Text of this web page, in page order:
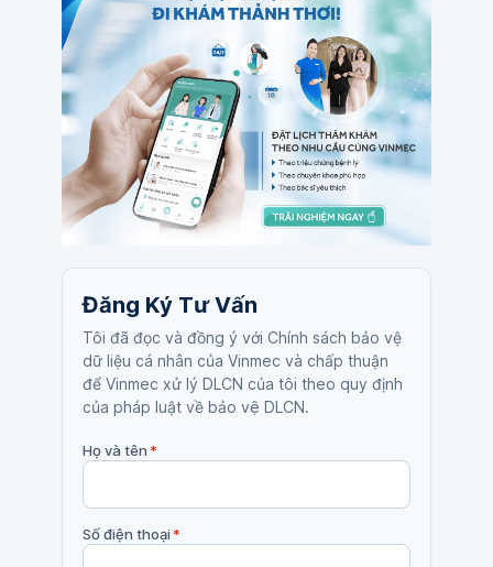
Đăng Ký Tư Vấn
Tôi đã đọc và đồng ý với Chính sách bảo vệ
dữ liệu cá nhân của Vinmec và chấp thuận
để Vinmec xử lý DLCN của tôi theo quy định
của pháp luật về bảo vệ DLCN.
Họ và tên*
Số điện thoại*